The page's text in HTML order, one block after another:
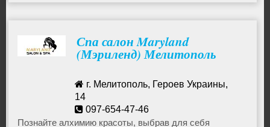
Спа салон Maryland
(Мэриленд) Мелитополь
г. Мелитополь, Героев Украины,
14
097-654-47-46
Познайте алхимию красоты, выбрав для себя